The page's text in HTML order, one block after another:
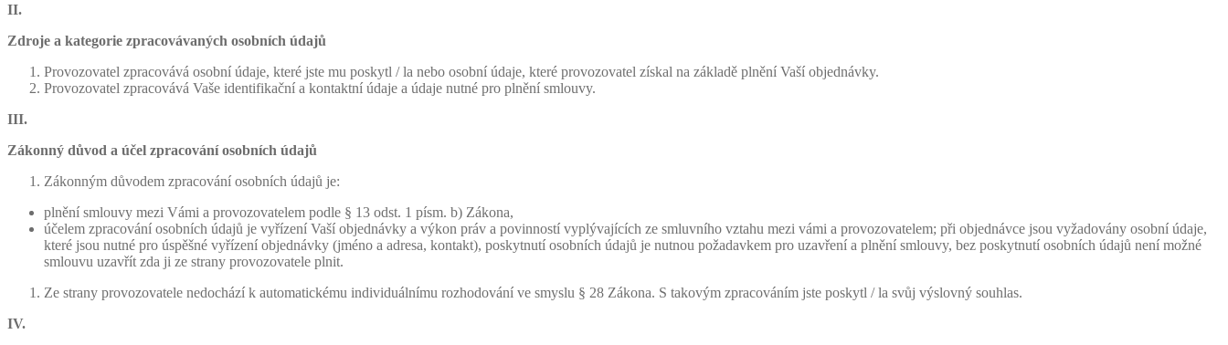
II.
Zdroje a kategorie zpracovávaných osobních údajů
Provozovatel zpracovává osobní údaje, které jste mu poskytl / la nebo osobní údaje, které provozovatel získal na základě plnění Vaší objednávky.
Provozovatel zpracovává Vaše identifikační a kontaktní údaje a údaje nutné pro plnění smlouvy.
III.
Zákonný důvod a účel zpracování osobních údajů
Zákonným důvodem zpracování osobních údajů je:
plnění smlouvy mezi Vámi a provozovatelem podle § 13 odst. 1 písm. b) Zákona,
účelem zpracování osobních údajů je vyřízení Vaší objednávky a výkon práv a povinností vyplývajících ze smluvního vztahu mezi vámi a provozovatelem; při objednávce jsou vyžadovány osobní údaje,
které jsou nutné pro úspěšné vyřízení objednávky (jméno a adresa, kontakt), poskytnutí osobních údajů je nutnou požadavkem pro uzavření a plnění smlouvy, bez poskytnutí osobních údajů není možné
smlouvu uzavřít zda ji ze strany provozovatele plnit.
Ze strany provozovatele nedochází k automatickému individuálnímu rozhodování ve smyslu § 28 Zákona. S takovým zpracováním jste poskytl / la svůj výslovný souhlas.
IV.